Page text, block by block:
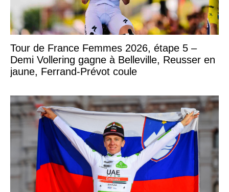
Tour de France Femmes 2026, étape 5 –
Demi Vollering gagne à Belleville, Reusser en
jaune, Ferrand-Prévot coule